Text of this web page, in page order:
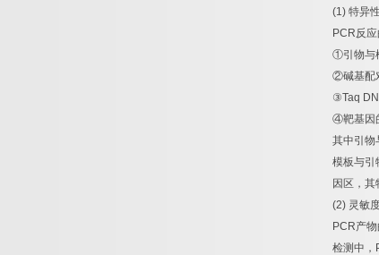
(1) 特异
PCR反
①引物与
②碱基配
③Taq
④靶基因
其中引物
模板与引
因区，其
(2) 灵敏
PCR产
检测中，